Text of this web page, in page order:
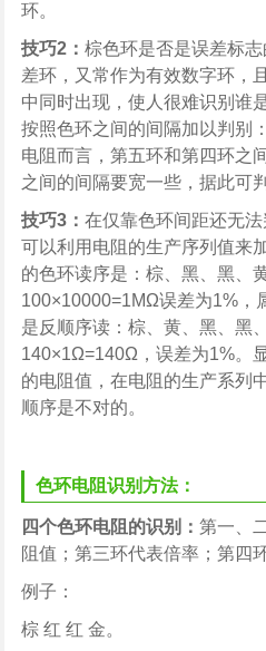
环。
技巧2：棕色环是否是误差标
差环，又常作为有效数字环，
中同时出现，使人很难识别谁
按照色环之间的间隔加以判别
电阻而言，第五环和第四环之
之间的间隔要宽一些，据此可
技巧3：在仅靠色环间距还无
可以利用电阻的生产序列值来
的色环读序是：棕、黑、黑、
100×10000=1MΩ误差为1%，
是反顺序读：棕、黄、黑、黑
140×1Ω=140Ω，误差为1%。
的电阻值，在电阻的生产系列
顺序是不对的。
色环电阻识别方法：
四个色环电阻的识别：第一、
阻值；第三环代表倍率；第四
例子：
棕 红 红 金。